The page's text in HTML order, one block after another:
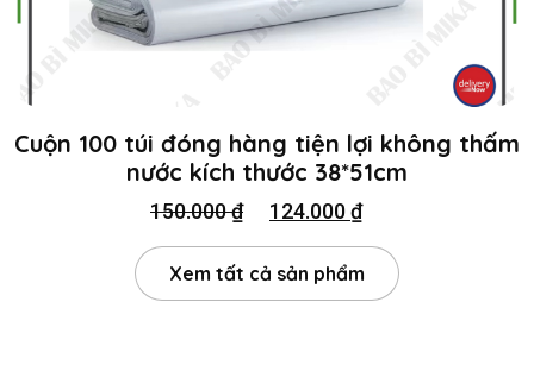
Cuộn 100 túi đóng hàng tiện lợi không thấm
nước kích thước 38*51cm
150.000₫ 124.000₫
Xem tất cả sản phẩm